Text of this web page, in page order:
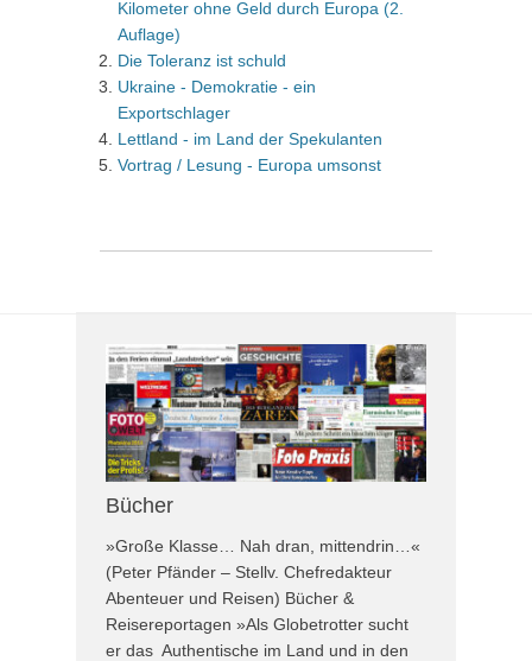
Kilometer ohne Geld durch Europa (2.
Auflage)
Die Toleranz ist schuld
Ukraine - Demokratie - ein
Exportschlager
Lettland - im Land der Spekulanten
Vortrag / Lesung - Europa umsonst
Bücher
»Große Klasse… Nah dran, mittendrin…«
(Peter Pfänder – Stellv. Chefredakteur
Abenteuer und Reisen) Bücher &
Reisereportagen »Als Globetrotter sucht
er das Authentische im Land und in den